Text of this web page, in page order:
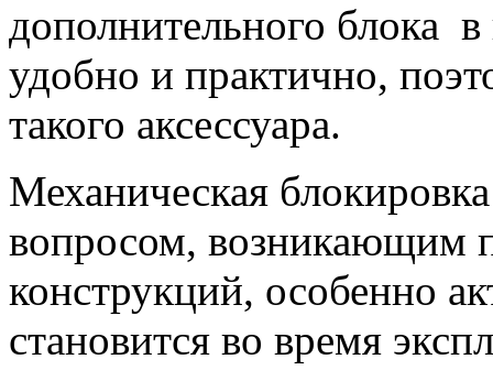
дополнительного блока
удобно и практично,
такого аксессуара.
Механическая
вопросом, возникающим
конструкций, особенно
становится во время